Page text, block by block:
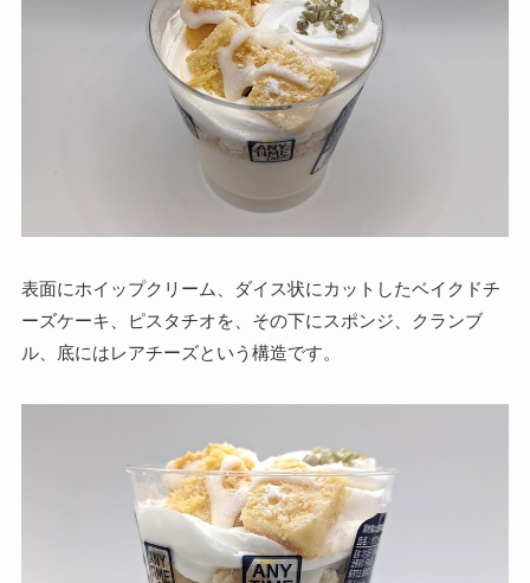
表面にホイップクリーム、ダイス状にカットしたベイクドチ
ーズケーキ、ピスタチオを、その下にスポンジ、クランブ
ル、底にはレアチーズという構造です。